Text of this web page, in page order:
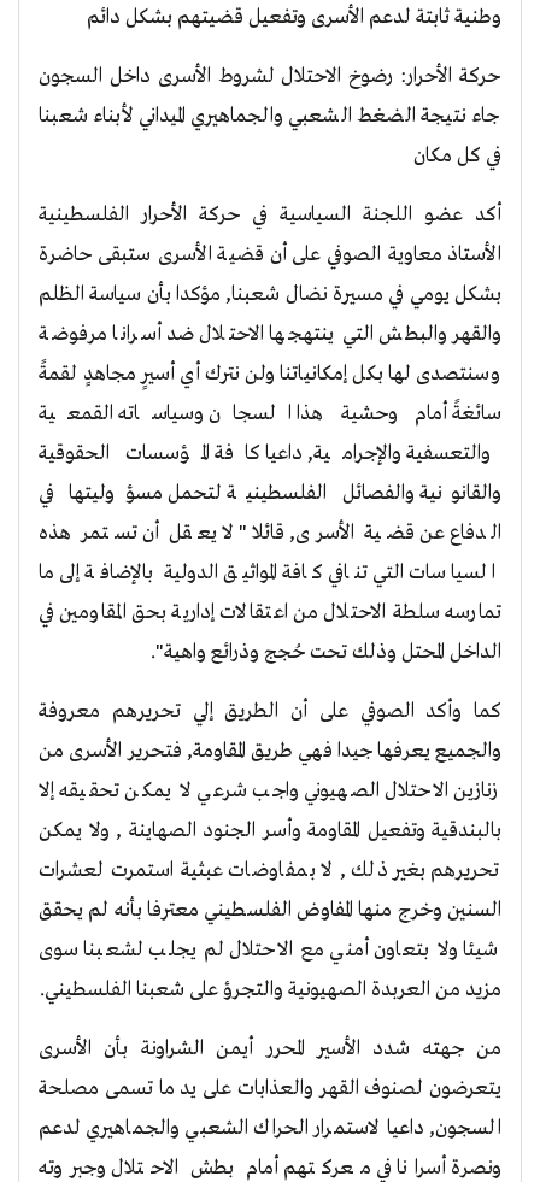
وطنية ثابتة لدعم الأسرى وتفعيل قضيتهم بشكل دائم
حركة الأحرار: رضوخ الاحتلال لشروط الأسرى داخل السجون
جاء نتيجة الضغط الشعبي والجماهيري الميداني لأبناء شعبنا
في كل مكان
أكد عضو اللجنة السياسية في حركة الأحرار الفلسطينية
الأستاذ معاوية الصوفي على أن قضية الأسرى ستبقى حاضرة
بشكل يومي في مسيرة نضال شعبنا, مؤكدا بأن سياسة الظلم
والقهر والبطش التي ينتهجها الاحتلال ضد أسرانا مرفوضة
وسنتصدى لها بكل إمكانياتنا ولن نترك أي أسيرٍ مجاهدٍ لقمةً
سائغةً أمام وحشية هذا السجان وسياساته القمعية
والتعسفية والإجرامية, داعيا كافة المؤسسات الحقوقية
والقانونية والفصائل الفلسطينية لتحمل مسؤوليتها في
الدفاع عن قضية الأسرى, قائلا" لا يعقل أن تستمر هذه
السياسات التي تنافي كافة المواثيق الدولية بالإضافة إلى ما
تمارسه سلطة الاحتلال من اعتقالات إدارية بحق المقاومين في
الداخل المحتل وذلك تحت حُجج وذرائع واهية".
كما وأكد الصوفي على أن الطريق إلي تحريرهم معروفة
والجميع يعرفها جيدا فهي طريق المقاومة, فتحرير الأسرى من
زنازين الاحتلال الصهيوني واجب شرعي لا يمكن تحقيقه إلا
بالبندقية وتفعيل المقاومة وأسر الجنود الصهاينة , ولا يمكن
تحريرهم بغير ذلك , لا بمفاوضات عبثية استمرت لعشرات
السنين وخرج منها المفاوض الفلسطيني معترفا بأنه لم يحقق
شيئا ولا بتعاون أمني مع الاحتلال لم يجلب لشعبنا سوى
مزيد من العربدة الصهيونية والتجرؤ على شعبنا الفلسطيني.
من جهته شدد الأسير المحرر أيمن الشراونة بأن الأسرى
يتعرضون لصنوف القهر والعذابات على يد ما تسمى مصلحة
السجون, داعيا لاستمرار الحراك الشعبي والجماهيري لدعم
ونصرة أسرانا في معركتهم أمام بطش الاحتلال وجبروته